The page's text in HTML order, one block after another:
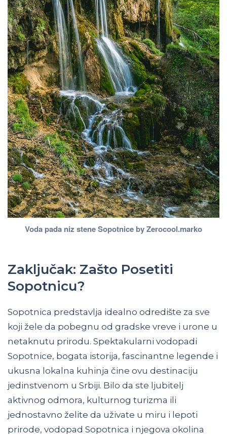
Voda pada niz stene Sopotnice by Zerocool.marko
Zaključak: Zašto Posetiti
Sopotnicu?
Sopotnica predstavlja idealno odredište za sve
koji žele da pobegnu od gradske vreve i urone u
netaknutu prirodu. Spektakularni vodopadi
Sopotnice, bogata istorija, fascinantne legende i
ukusna lokalna kuhinja čine ovu destinaciju
jedinstvenom u Srbiji. Bilo da ste ljubitelj
aktivnog odmora, kulturnog turizma ili
jednostavno želite da uživate u miru i lepoti
prirode, vodopad Sopotnica i njegova okolina